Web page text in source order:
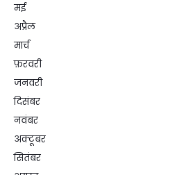
मई
अप्रैल
मार्च
फ़रवरी
जनवरी
दिसंबर
नवंबर
अक्टूबर
सितंबर